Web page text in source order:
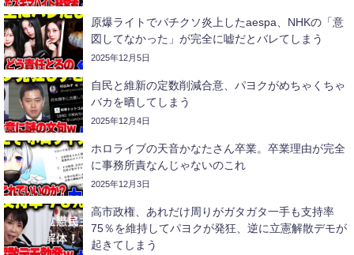
原爆ライトでバチクソ炎上したaespa、NHKの「意
図してなかった」が完全に嘘だとバレてしまう
2025年12月5日
自民と維新の定数削減合意、パヨクがめちゃくちゃ
バカを晒してしまう
2025年12月4日
ホロライブの天音かなたさん卒業。卒業理由が完全
に事務所責なんじゃないのこれ
2025年12月3日
高市政権、あれだけ周りがガタガタ一手も支持率
75％を維持してパヨクが発狂、逆に立憲解散デモが
起きてしまう